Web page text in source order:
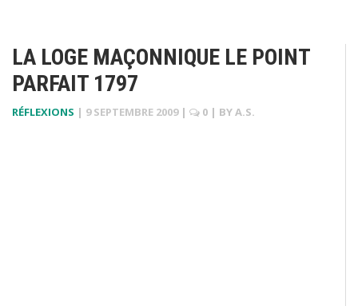
LA LOGE MAÇONNIQUE LE POINT
PARFAIT 1797
RÉFLEXIONS | 9 SEPTEMBRE 2009 | 0 | BYA.S.